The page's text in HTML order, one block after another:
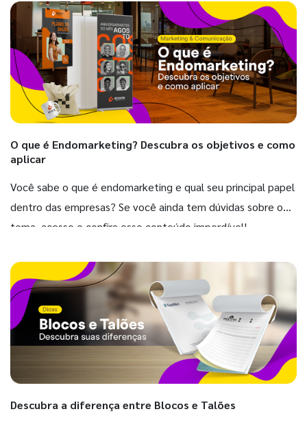
O que é Endomarketing? Descubra os objetivos e como
aplicar
Você sabe o que é endomarketing e qual seu principal papel
dentro das empresas? Se você ainda tem dúvidas sobre o
tema, acesse e confira esse conteúdo imperdível!
Descubra a diferença entre Blocos e Talões